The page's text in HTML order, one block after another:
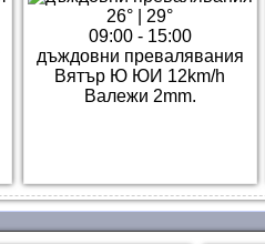
26°
29°
09:00 - 15:00
дъждовни превалявания
Вятър Ю ЮИ 12km/h
Валежи 2mm.